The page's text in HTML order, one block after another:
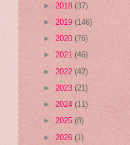
► 2018 (37)
► 2019 (146)
► 2020 (76)
► 2021 (46)
► 2022 (42)
► 2023 (21)
► 2024 (11)
► 2025 (8)
► 2026 (1)